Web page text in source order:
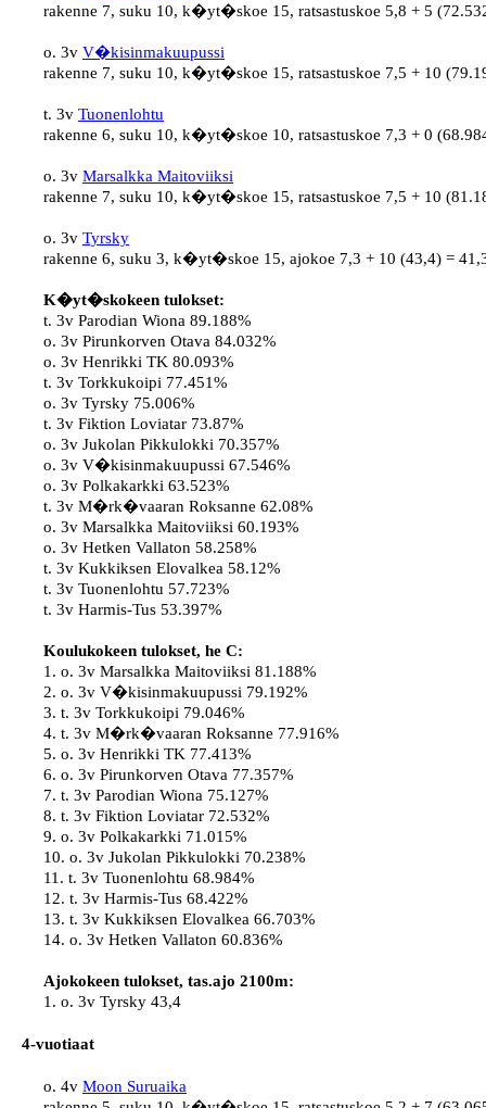
rakenne 7, suku 10, k�yt�skoe 15, ratsastuskoe 5,8 + 5
o. 3v V�kisinmakuupussi
rakenne 7, suku 10, k�yt�skoe 15, ratsastuskoe 7,5 + 10
t. 3v Tuonenlohtu
rakenne 6, suku 10, k�yt�skoe 10, ratsastuskoe 7,3 + 0
o. 3v Marsalkka Maitoviiksi
rakenne 7, suku 10, k�yt�skoe 15, ratsastuskoe 7,5 + 10
o. 3v Tyrsky
rakenne 6, suku 3, k�yt�skoe 15, ajokoe 7,3 + 10 (43,4) =
K�yt�skokeen tulokset:
t. 3v Parodian Wiona 89.188%
o. 3v Pirunkorven Otava 84.032%
o. 3v Henrikki TK 80.093%
t. 3v Torkkukoipi 77.451%
o. 3v Tyrsky 75.006%
t. 3v Fiktion Loviatar 73.87%
o. 3v Jukolan Pikkulokki 70.357%
o. 3v V�kisinmakuupussi 67.546%
o. 3v Polkakarkki 63.523%
t. 3v M�rk�vaaran Roksanne 62.08%
o. 3v Marsalkka Maitoviiksi 60.193%
o. 3v Hetken Vallaton 58.258%
t. 3v Kukkiksen Elovalkea 58.12%
t. 3v Tuonenlohtu 57.723%
t. 3v Harmis-Tus 53.397%
Koulukokeen tulokset, he C:
1. o. 3v Marsalkka Maitoviiksi 81.188%
2. o. 3v V�kisinmakuupussi 79.192%
3. t. 3v Torkkukoipi 79.046%
4. t. 3v M�rk�vaaran Roksanne 77.916%
5. o. 3v Henrikki TK 77.413%
6. o. 3v Pirunkorven Otava 77.357%
7. t. 3v Parodian Wiona 75.127%
8. t. 3v Fiktion Loviatar 72.532%
9. o. 3v Polkakarkki 71.015%
10. o. 3v Jukolan Pikkulokki 70.238%
11. t. 3v Tuonenlohtu 68.984%
12. t. 3v Harmis-Tus 68.422%
13. t. 3v Kukkiksen Elovalkea 66.703%
14. o. 3v Hetken Vallaton 60.836%
Ajokokeen tulokset, tas.ajo 2100m:
1. o. 3v Tyrsky 43,4
4-vuotiaat
o. 4v Moon Suruaika